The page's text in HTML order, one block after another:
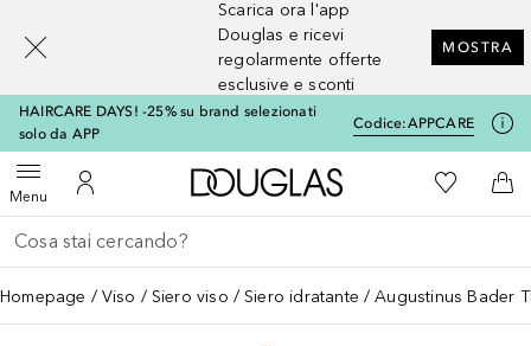
Scarica ora l'app
Douglas e ricevi
regolarmente offerte
esclusive e sconti
MOSTRA
HAIRCARE DAYS! -25% su brand selezionati
solo da APP
Codice:APPCARE
MenuApri menuAl Mio Account
A Douglas HomeAlla Mia
Al
Torna indietro
Esegui ricerca
Homepage Viso Siero viso Siero idratante Augustinus Bader
[navigation.slideout.screenreader]